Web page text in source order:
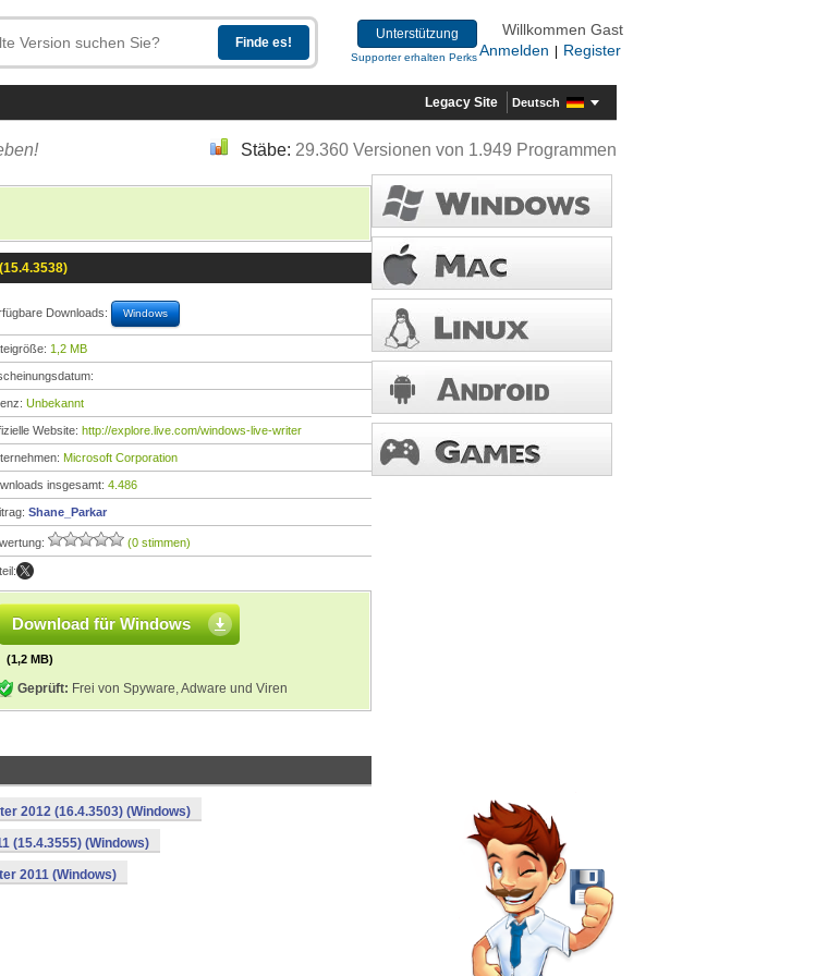
Unterstützung
Supporter erhalten Perks
Willkommen Gast
Anmelden
Register
Legacy Site Deutsch
Stäbe: 29.360 Versionen von 1.949 Programmen
Downloads: Windows
1,2 MB
Unbekannt
Website: http://explore.live.com/windows-live-writer
Microsoft Corporation
insgesamt: 4.486
Shane_Parkar
(0 stimmen)
Download für Windows
(1,2 MB)
Geprüft: Frei von Spyware, Adware und Viren
2012 (16.4.3503) (Windows)
(15.4.3555) (Windows)
2011 (Windows)